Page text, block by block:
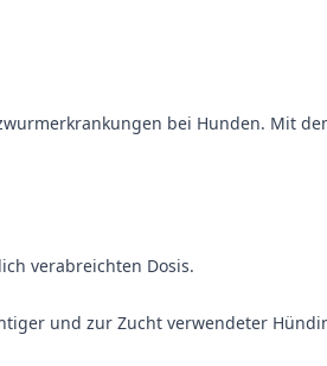
bei Hunden. Mit
verabreichten Dosis.
und zur Zucht verwendeter